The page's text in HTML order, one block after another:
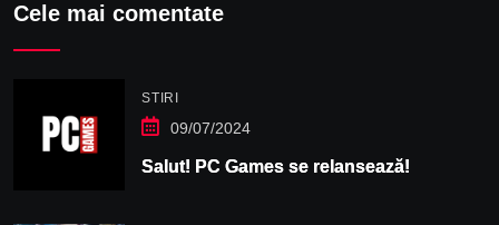
Cele mai comentate
STIRI
09/07/2024
Salut! PC Games se relansează!